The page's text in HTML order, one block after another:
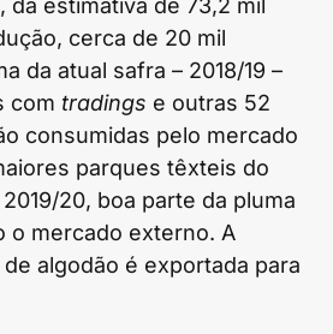
da estimativa de 73,2 mil
cerca de 20 mil
da atual safra – 2018/19 –
com tradings e outras 52
consumidas pelo mercado
parques têxteis do
20, boa parte da pluma
o mercado externo. A
algodão é exportada para